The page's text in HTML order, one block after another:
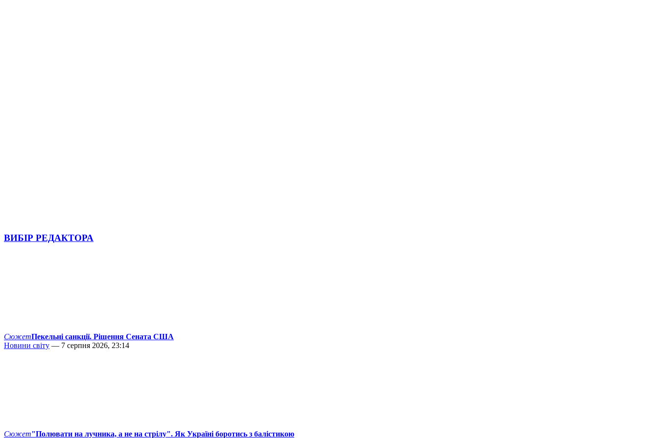
ВИБІР РЕДАКТОРА
СюжетПекельні санкції. Рішення Сената США
Новини світу — 7 серпня 2026, 23:14
Сюжет"Полювати на лучника, а не на стрілу". Як Україні боротись з балістикою